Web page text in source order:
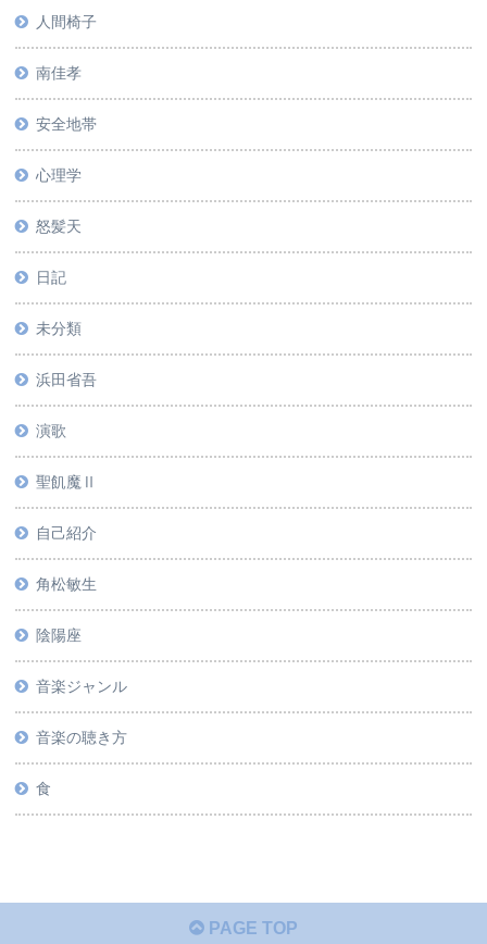
人間椅子
南佳孝
安全地帯
心理学
怒髪天
日記
未分類
浜田省吾
演歌
聖飢魔Ⅱ
自己紹介
角松敏生
陰陽座
音楽ジャンル
音楽の聴き方
食
PAGE TOP